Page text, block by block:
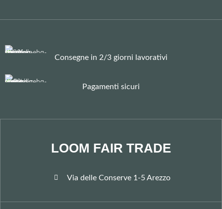
Consegne in 2/3 giorni lavorativi
Pagamenti sicuri
LOOM FAIR TRADE
Via delle Conserve 1-5 Arezzo